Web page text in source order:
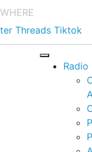
Threads Tiktok
Radio